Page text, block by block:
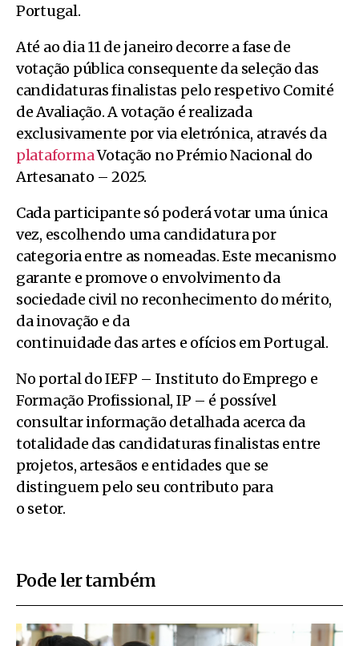
Portugal.
Até ao dia 11 de janeiro decorre a fase de
votação pública consequente da seleção das
candidaturas finalistas pelo respetivo Comité
de Avaliação. A votação é realizada
exclusivamente por via eletrónica, através da
plataformaVotação no Prémio Nacional do
Artesanato – 2025.
Cada participante só poderá votar uma única
vez, escolhendo uma candidatura por
categoria entre as nomeadas. Este mecanismo
garante e promove o envolvimento da
sociedade civil no reconhecimento do mérito,
da inovação e da
continuidade das artes e ofícios em Portugal.
No portal do IEFP – Instituto do Emprego e
Formação Profissional, IP – é possível
consultar informação detalhada acerca da
totalidade das candidaturas finalistas entre
projetos, artesãos e entidades que se
distinguem pelo seu contributo para
o setor.
Pode ler também